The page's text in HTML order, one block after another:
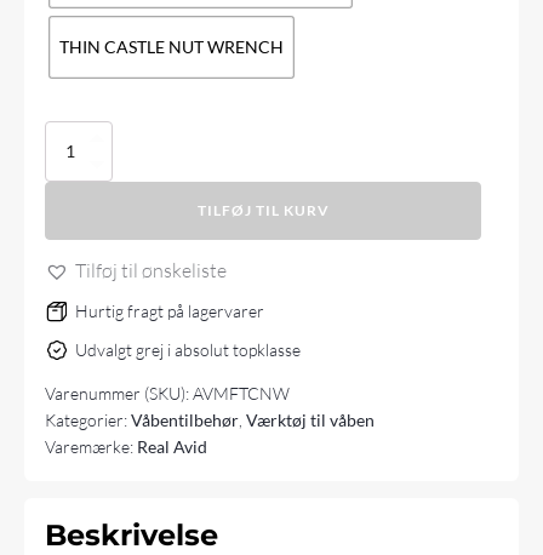
THIN CASTLE NUT WRENCH
Real
Master-
Armorer's
Wrench
Heads
(Individual)
antal
TILFØJ TIL KURV
Tilføj til ønskeliste
Hurtig fragt på lagervarer
Udvalgt grej i absolut topklasse
Varenummer (SKU):AVMFTCNW
Kategorier:Våbentilbehør ,Værktøj til våben
Varemærke: Real Avid
Beskrivelse